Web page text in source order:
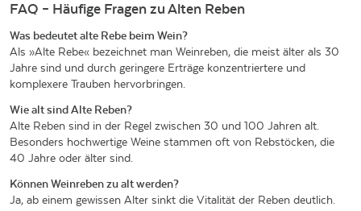
FAQ – Häufige Fragen zu Alten Reben
Was bedeutet alte Rebe beim Wein?
Als »Alte Rebe« bezeichnet man Weinreben, die meist älter als 30
Jahre sind und durch geringere Erträge konzentriertere und
komplexere Trauben hervorbringen.
Wie alt sind Alte Reben?
Alte Reben sind in der Regel zwischen 30 und 100 Jahren alt.
Besonders hochwertige Weine stammen oft von Rebstöcken, die
40 Jahre oder älter sind.
Können Weinreben zu alt werden?
Ja, ab einem gewissen Alter sinkt die Vitalität der Reben deutlich.